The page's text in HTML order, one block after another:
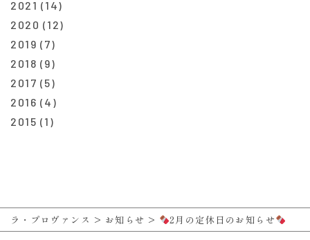
2021 (14)
2020 (12)
2019 (7)
2018 (9)
2017 (5)
2016 (4)
2015 (1)
ラ・プロヴァンス > お知らせ > 2月の定休日のお知らせ